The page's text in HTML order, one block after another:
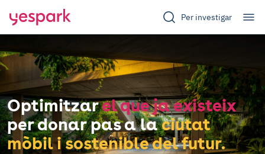
Per investigar
Optimitzarel que ja existeix
per donar pas a laciutat
mòbil i sostenible del futur.